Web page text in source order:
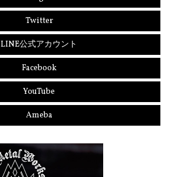
Twitter
LINE公式アカウント
Facebook
YouTube
Ameba